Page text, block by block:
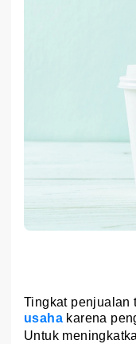
Tingkat penjualan
usaha karena
Untuk